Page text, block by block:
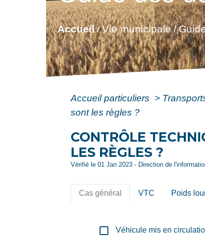
Accueil/Vie municipale/
Accueil particuliers >
sont les règles ?
CONTRÔLE
LES RÈGLES ?
Vérifié le 01 Jan 2023 - Direction de
Cas général VTC Poids
check_box_outline_blank Véhicule mis en